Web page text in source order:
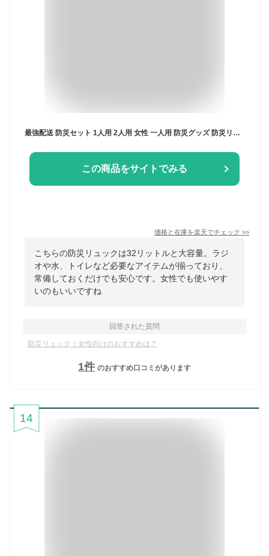
この商品をサイトでみる
価格と在庫を楽天でチェック >>
こちらの防災リュックは32リットルと大容量。ラジ
オや水、トイレなど必要なアイテムが揃っており、
常備しておくだけでも安心です。女性でも使いやす
いのもいいですね
回答された質問
防災リュック｜女性向けのおすすめは？
1件 のおすすめ口コミがあります
14